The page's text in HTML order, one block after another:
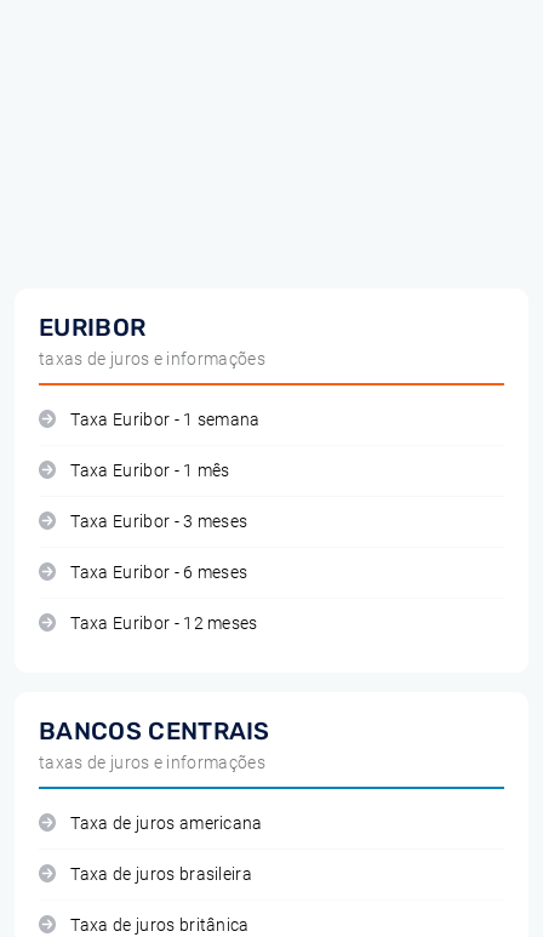
EURIBOR
taxas de juros e informações
Taxa Euribor - 1 semana
Taxa Euribor - 1 mês
Taxa Euribor - 3 meses
Taxa Euribor - 6 meses
Taxa Euribor - 12 meses
BANCOS CENTRAIS
taxas de juros e informações
Taxa de juros americana
Taxa de juros brasileira
Taxa de juros britânica